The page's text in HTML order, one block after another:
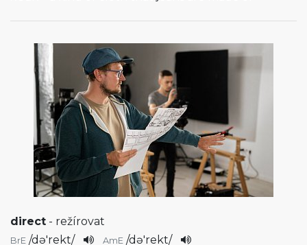
direct - režírovat
BrE /də'rekt/ AmE /də'rekt/